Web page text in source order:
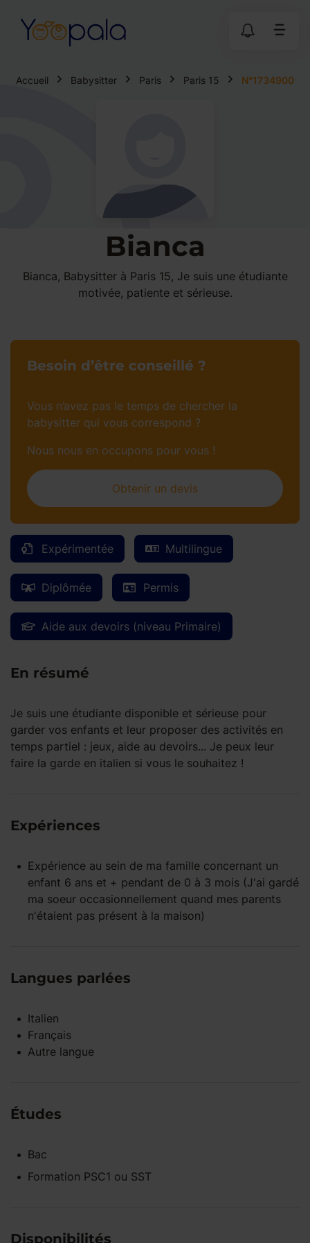
Accueil Babysitter Paris Paris 15 N°1734900
Bianca
Bianca, Babysitter à Paris 15, Je suis une étudiante
motivée, patiente et sérieuse.
Expérimentée Multilingue
Diplômée Permis
Aide aux devoirs (niveau Primaire)
En résumé
Je suis une étudiante disponible et sérieuse pour
garder vos enfants et leur proposer des activités en
temps partiel : jeux, aide au devoirs... Je peux leur
faire la garde en italien si vous le souhaitez !
Expériences
Expérience au sein de ma famille concernant un
enfant 6 ans et + pendant de 0 à 3 mois (J'ai gardé
ma soeur occasionnellement quand mes parents
n'étaient pas présent à la maison)
Langues parlées
Italien
Français
Autre langue
Études
Bac
Formation PSC1 ou SST
Disponibilités
Besoin d’être conseillé ?
Vous n’avez pas le temps de chercher la
babysitter qui vous correspond ?
Nous nous en occupons pour vous !
Obtenir un devis